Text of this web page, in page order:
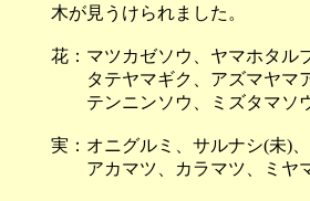
木が見うけられました。
花：マツカゼソウ、ヤマホタ
タテヤマギク、アズマヤマア
テンニンソウ、ミズタマソ
実：オニグルミ、サルナシ(未)
アカマツ、カラマツ、ミヤ